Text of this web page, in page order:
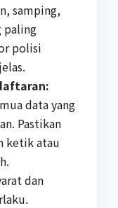
samping,
paling
polisi
data yang
Pastikan
ketik atau
dan